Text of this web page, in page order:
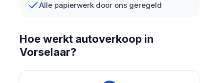
Alle papierwerk door ons geregeld
Hoe werkt autoverkoop in
Vorselaar?